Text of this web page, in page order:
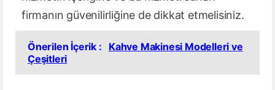
firmanın güvenilirliğine de dikkat etmelisiniz.
Önerilen İçerik :
Kahve Makinesi Modelleri ve
Çeşitleri